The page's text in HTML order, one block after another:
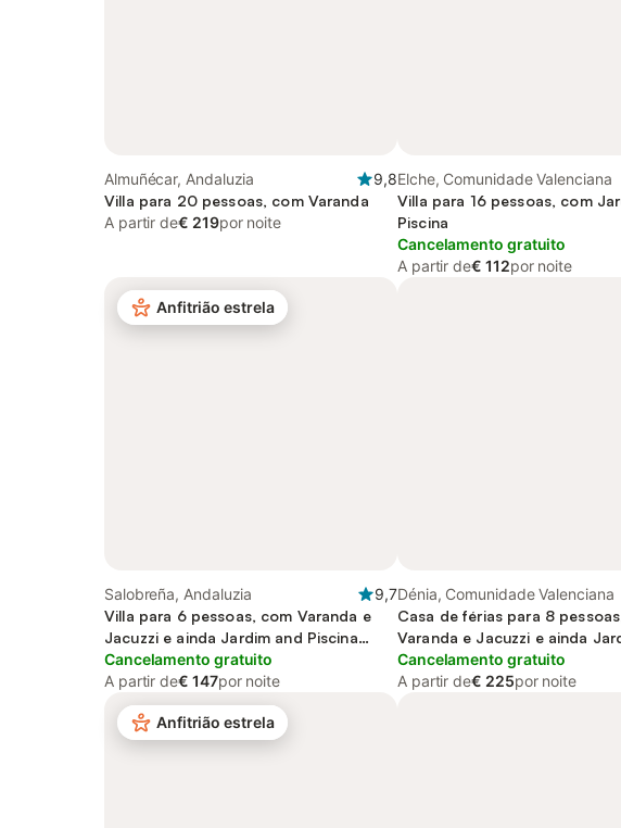
Almuñécar, Andaluzia
9,8
Villa para 20 pessoas, com Varanda
A partir de€ 219por noite
Elche, Comunidade Valenciana
Villa para 16 pessoas, com
Piscina
Cancelamento gratuito
A partir de€ 112por noite
Anfitrião estrela
Salobreña, Andaluzia
9,7
Villa para 6 pessoas, com Varanda e
Jacuzzi e ainda Jardim and Piscina
infantil
Cancelamento gratuito
A partir de€ 147por noite
Dénia, Comunidade Valenciana
Casa de férias para 8
Varanda e Jacuzzi e ainda
Sauna
Cancelamento gratuito
A partir de€ 225por noite
Anfitrião estrela